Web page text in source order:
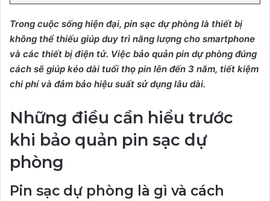
Trong cuộc sống hiện đại, pin sạc dự phòng là thiết bị
không thể thiếu giúp duy trì năng lượng cho smartphone
và các thiết bị điện tử. Việc bảo quản pin dự phòng đúng
cách sẽ giúp kéo dài tuổi thọ pin lên đến 3 năm, tiết kiệm
chi phí và đảm bảo hiệu suất sử dụng lâu dài.
Những điều cần hiểu trước
khi bảo quản pin sạc dự
phòng
Pin sạc dự phòng là gì và cách